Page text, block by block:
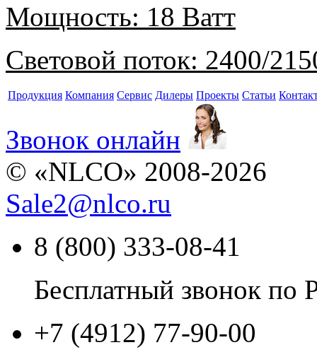
Мощность: 18 Ватт
Световой поток: 2400/
Продукция Компания Сервис Дилеры Проекты Статьи
Звонок онлайн
© «NLCO» 2008-2026
Sale2@nlco.ru
8 (800) 333-08-41
Бесплатный звонок по
+7 (4912) 77-90-00